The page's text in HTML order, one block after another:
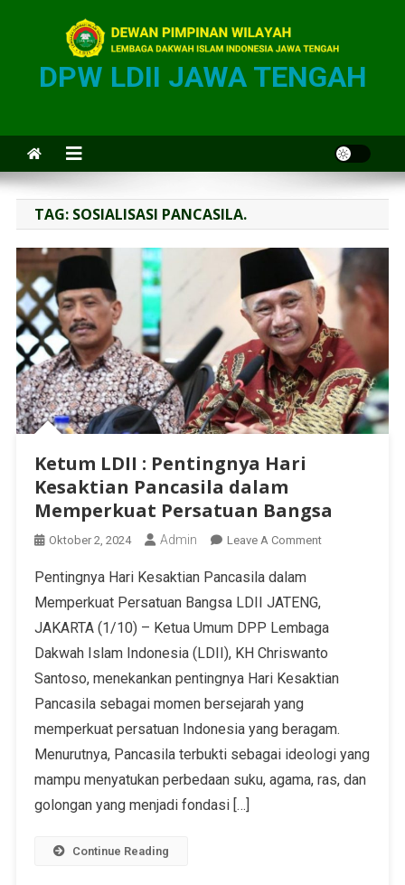
DPW LDII JAWA TENGAH
TAG: SOSIALISASI PANCASILA.
Ketum LDII : Pentingnya Hari
Kesaktian Pancasila dalam
Memperkuat Persatuan Bangsa
Oktober 2, 2024 Admin Leave A Comment
Pentingnya Hari Kesaktian Pancasila dalam
Memperkuat Persatuan Bangsa LDII JATENG,
JAKARTA (1/10) – Ketua Umum DPP Lembaga
Dakwah Islam Indonesia (LDII), KH Chriswanto
Santoso, menekankan pentingnya Hari Kesaktian
Pancasila sebagai momen bersejarah yang
memperkuat persatuan Indonesia yang beragam.
Menurutnya, Pancasila terbukti sebagai ideologi yang
mampu menyatukan perbedaan suku, agama, ras, dan
golongan yang menjadi fondasi […]
Continue Reading